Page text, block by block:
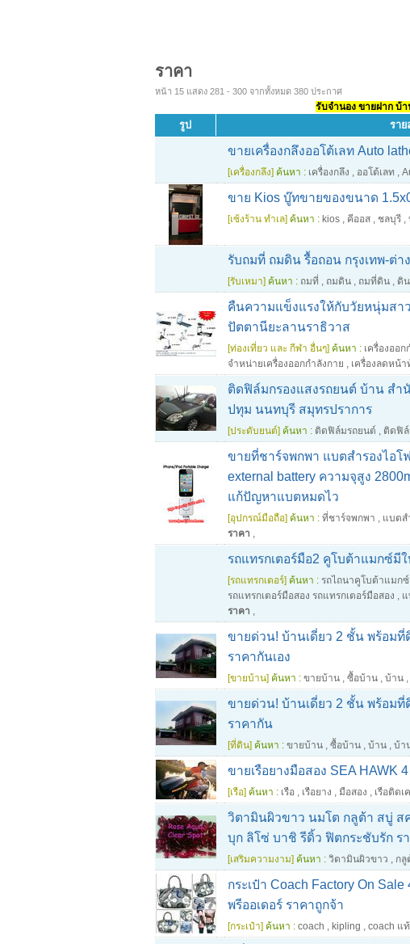
ราคา
หน้า 15 แสดง 281 - 300 จากทั้งหมด 380 ประกาศ
รับจำนอง ขายฝาก บ้า
รูป ราย
ขายเครื่องกลึงออโต้เลท Auto
[เครื่องกลึง] ค้นหา : เครื่องกลึง , ออโต้เลท ,
ขาย Kios บู๊ทขายของขนาด
[เซ้งร้าน ทำเล] ค้นหา : kios , คีออส , ชลบุรี ,
รับถมที่ ถมดิน รื้อถอน กรุงเทพ-ต่า
[รับเหมา] ค้นหา : ถมที่ , ถมดิน , ถมที่ดิน , ดิ
คืนความแข็งแรงให้กับวัยหนุ่มสา
ปัตตานียะลานราธิวาส
[ท่องเที่ยว และ กีฬา อื่นๆ] ค้นหา : เครื่องออก
จําหน่ายเครื่องออกกําลังกาย , เครื่องลดหน้า
ติดฟิล์มกรองแสงรถยนต์ บ้าน สำ
ปทุม นนทบุรี สมุทรปราการ
[ประดับยนต์] ค้นหา : ติดฟิล์มรถยนต์ , ติดฟิ
ขายที่ชาร์จพกพา แบตสำรองไอโ
external battery ความจุสูง
แก้ปัญหาแบตหมดไว
[อุปกรณ์มือถือ] ค้นหา : ที่ชาร์จพกพา , แบตส
ราคา ,
รถแทรกเตอร์มือ2 คูโบต้าแมกซ์มี
[รถแทรกเตอร์] ค้นหา : รถไถนาคูโบต้าแมก
รถแทรกเตอร์มือสอง รถแทรกเตอร์มือสอง , แ
ราคา ,
ขายด่วน! บ้านเดี่ยว 2 ชั้น พร้อม
ราคากันเอง
[ขายบ้าน] ค้นหา : ขายบ้าน , ซื้อบ้าน , บ้าน ,
ขายด่วน! บ้านเดี่ยว 2 ชั้น พร้อม
ราคากัน
[ที่ดิน] ค้นหา : ขายบ้าน , ซื้อบ้าน , บ้าน , บ้า
ขายเรือยางมือสอง SEA HAWK 4
[เรือ] ค้นหา : เรือ , เรือยาง , มือสอง , เรือติดเ
วิตามินผิวขาว นมโต กลูต้า สบู่ ส
บุก ลิโซ่ บาชิ รีดิ้ว ฟิตกระชับรัก ร
[เสริมความงาม] ค้นหา : วิตามินผิวขาว , กลู
กระเป๋า Coach Factory On
พรีออเดอร์ ราคาถูกจ้า
[กระเป๋า] ค้นหา : coach , kipling , coach แท้